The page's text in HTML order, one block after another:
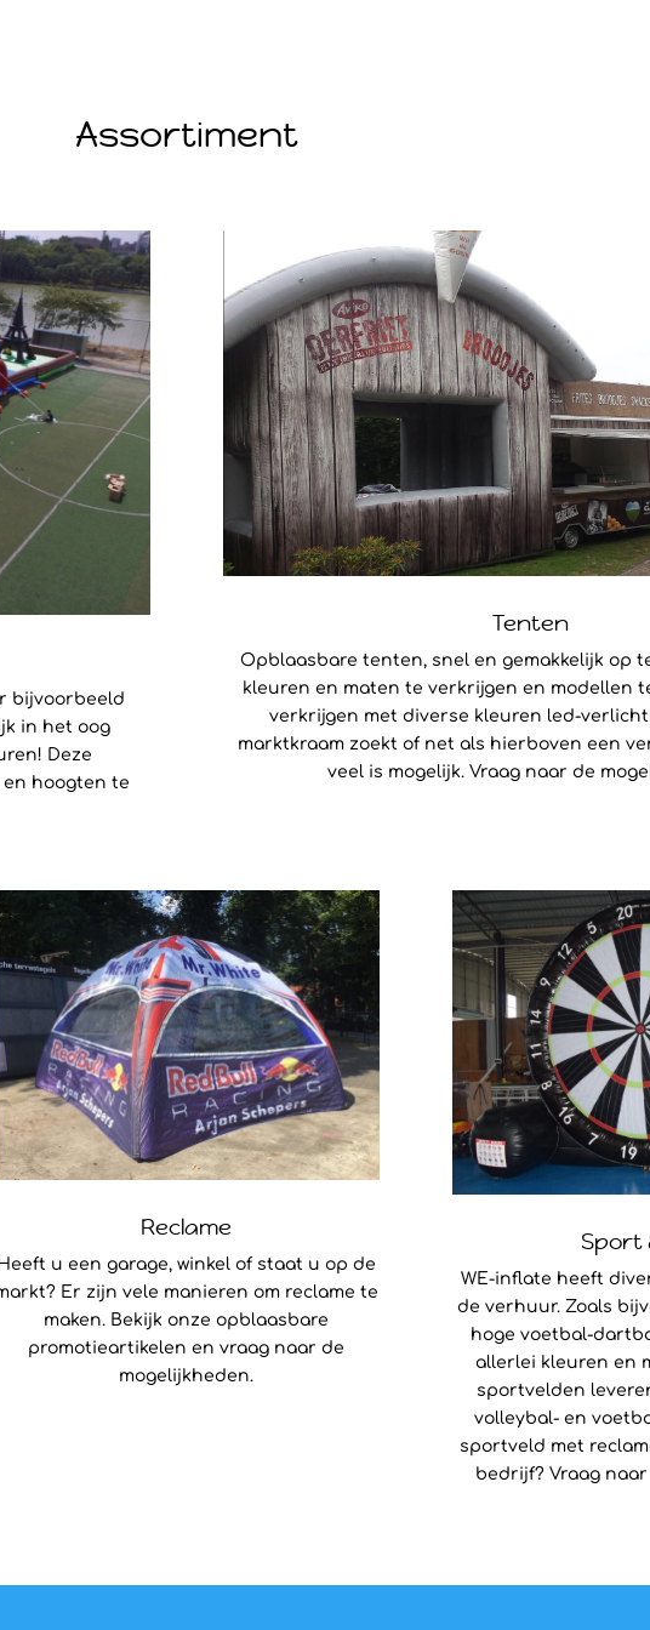
Assortiment
bijvoorbeeld
in het oog
Deze
hoogten te
Tenten
Opblaasbare tenten, snel en gemakkelijk op
kleuren en maten te verkrijgen en modellen
verkrijgen met diverse kleuren led-
marktkraam zoekt of net als hierboven een
veel is mogelijk. Vraag naar de
Reclame
u een garage, winkel of staat u op de
Er zijn vele manieren om reclame te
maken. Bekijk onze opblaasbare
promotieartikelen en vraag naar de
mogelijkheden.
Sport
WE-inflate heeft
de verhuur. Zoals
hoge voetbal-
allerlei kleuren en
sportvelden
volleybal- en
sportveld met
bedrijf? Vraag